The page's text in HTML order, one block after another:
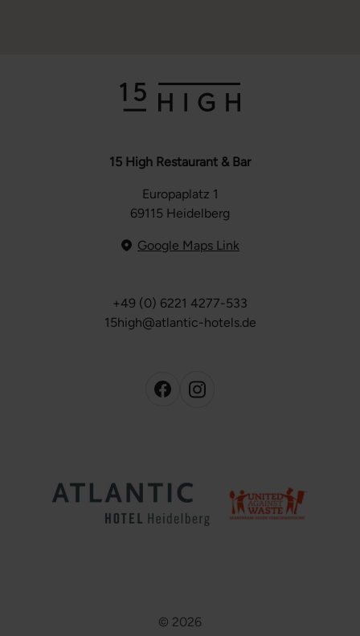
15 High Restaurant & Bar
Europaplatz 1
69115 Heidelberg
Google Maps Link
+49 (0) 6221 4277-533
15high@atlantic-hotels.de
© 2026